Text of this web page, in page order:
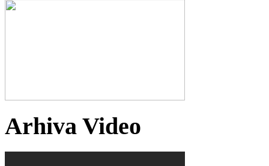
Arhiva Video